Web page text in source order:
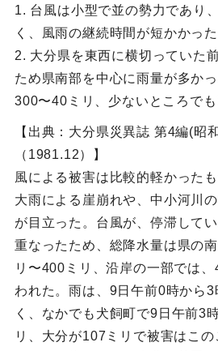
1. 台風は小型で並の勢力であり
く、風雨の継続時間が短かかった
2. 大分県を東西に横切っていた
ため県南部を中心に雨量が多か
300〜40ミリ、少ないところでも
【出典：大分県災異誌 第4編(昭
（1981.12）】
風による被害は比較的軽かった
大雨による崖崩れや、中小河川
が目立った。台風が、停滞して
重なったため、総降水量は県の
リ〜400ミリ、沿岸の一部では
われた。雨は、9日午前0時から
く、なかでも犬飼町で9日午前3
リ、大分が107ミリで被害はこ